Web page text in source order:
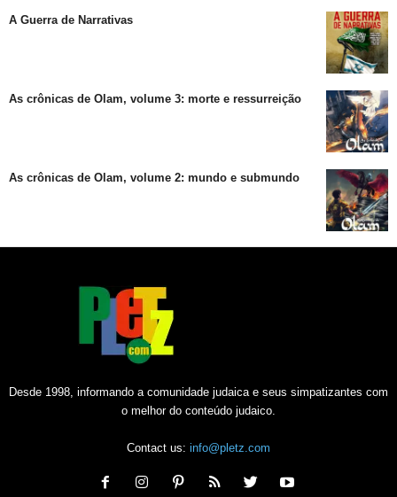
A Guerra de Narrativas
As crônicas de Olam, volume 3: morte e ressurreição
As crônicas de Olam, volume 2: mundo e submundo
Desde 1998, informando a comunidade judaica e seus simpatizantes com
o melhor do conteúdo judaico.
Contact us: info@pletz.com